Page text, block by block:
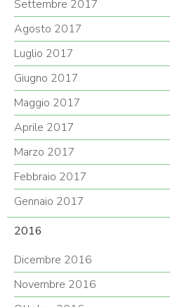
Settembre 2017
Agosto 2017
Luglio 2017
Giugno 2017
Maggio 2017
Aprile 2017
Marzo 2017
Febbraio 2017
Gennaio 2017
2016
Dicembre 2016
Novembre 2016